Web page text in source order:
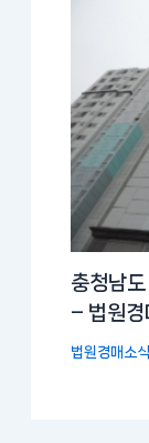
충청남
– 법원
법원경매소식